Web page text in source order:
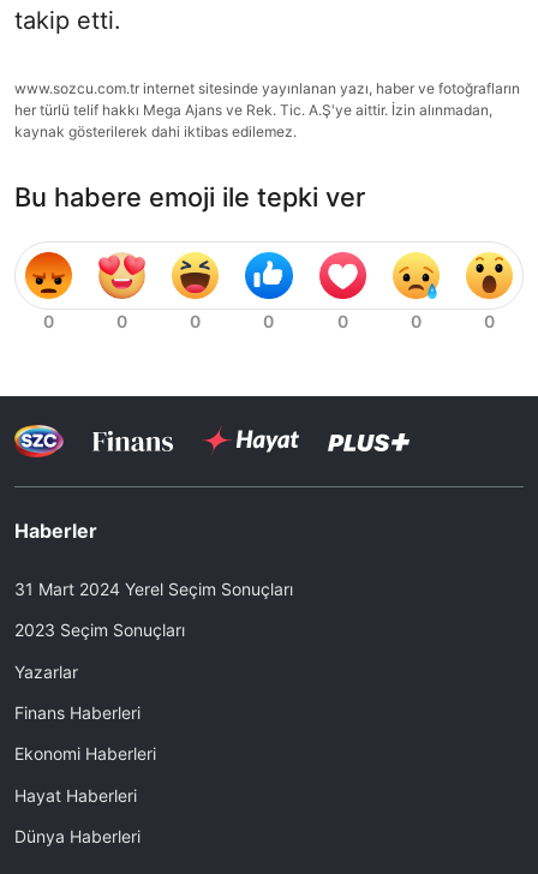
takip etti.
www.sozcu.com.tr internet sitesinde yayınlanan yazı, haber ve fotoğrafların
her türlü telif hakkı Mega Ajans ve Rek. Tic. A.Ş'ye aittir. İzin alınmadan,
kaynak gösterilerek dahi iktibas edilemez.
Bu habere emoji ile tepki ver
Haberler
31 Mart 2024 Yerel Seçim Sonuçları
2023 Seçim Sonuçları
Yazarlar
Finans Haberleri
Ekonomi Haberleri
Hayat Haberleri
Dünya Haberleri